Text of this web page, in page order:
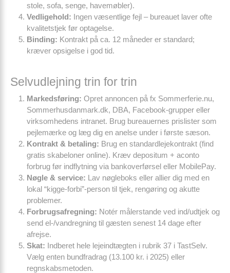
stole, sofa, senge, havemøbler).
Vedligehold: Ingen væsentlige fejl – bureauet laver ofte
kvalitetstjek før optagelse.
Binding: Kontrakt på ca. 12 måneder er standard;
kræver opsigelse i god tid.
Selvudlejning trin for trin
Markedsføring: Opret annoncen på fx Sommerferie.nu,
Sommerhusdanmark.dk, DBA, Facebook-grupper eller
virksomhedens intranet. Brug bureauernes prislister som
pejlemærke og læg dig en anelse under i første sæson.
Kontrakt & betaling: Brug en standardlejekontrakt (find
gratis skabeloner online). Kræv depositum + aconto
forbrug før indflytning via bankoverførsel eller MobilePay.
Nøgle & service: Lav nøgleboks eller allier dig med en
lokal “kigge-forbi”-person til tjek, rengøring og akutte
problemer.
Forbrugs­afregning: Notér målerstande ved ind/udtjek og
send el-/vand­regning til gæsten senest 14 dage efter
afrejse.
Skat: Indberet hele lejeindtægten i rubrik 37 i TastSelv.
Vælg enten bundfradrag (13.100 kr. i 2025) eller
regnskabs­metoden.